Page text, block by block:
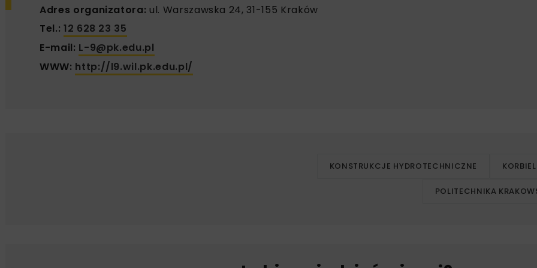
Adres organizatora: ul. Warszawska 24, 31-155 Kraków
Tel.: 12 628 23 35
E-mail: L-9@pk.edu.pl
WWW: http://l9.wil.pk.edu.pl/
KONSTRUKCJE HYDROTECHNICZNE
POLITECHNIKA